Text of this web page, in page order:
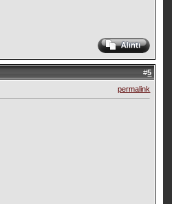
#5
permalink